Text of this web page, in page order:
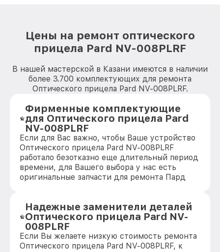
Цены на ремонт оптического
прицела Pard NV-008PLRF
В нашей мастерской в Казани имеются в наличии
более 3.700 комплектующих для ремонта
Оптического прицела Pard NV-008PLRF.
Фирменные комплектующие
для Оптического прицела Pard
NV-008PLRF
Если для Вас важно, чтобы Ваше устройство
Оптического прицела Pard NV-008PLRF
работало безотказно еще длительный период
времени, для Вашего выбора у нас есть
оригинальные запчасти для ремонта Пард
Надежные заменители деталей
Оптического прицела Pard NV-
008PLRF
Если Вы желаете низкую стоимость ремонта
Оптического прицела Pard NV-008PLRF, к